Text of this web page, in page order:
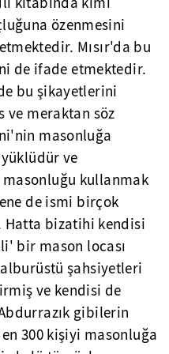
özenmesini
Mısır'da bu
de ifade etmektedir.
bu şikayetlerini
ve meraktan söz
masonluğa
ve
kullanmak
de ismi birçok
Hatta bizatihi kendisi
bir mason locası
şahsiyetleri
ve kendisi de
gibilerin
300 kişiyi masonluğa